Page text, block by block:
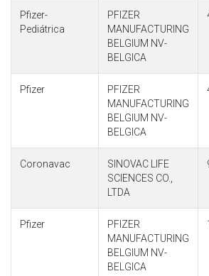
Pfizer-
Pediátrica
PFIZER
MANUFACTURING
BELGIUM NV-
BELGICA
Pfizer
PFIZER
MANUFACTURING
BELGIUM NV-
BELGICA
Coronavac
SINOVAC LIFE
SCIENCES CO.,
LTDA
Pfizer
PFIZER
MANUFACTURING
BELGIUM NV-
BELGICA